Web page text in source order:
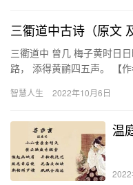
三衢道中古诗（原文
三衢道中 曾几 梅子黄时日
路， 添得黄鹂四五声。 【
智慧人生 2022年10月6日
温
2022